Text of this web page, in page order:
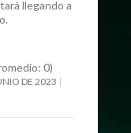
llegando a
0)
DE 2023